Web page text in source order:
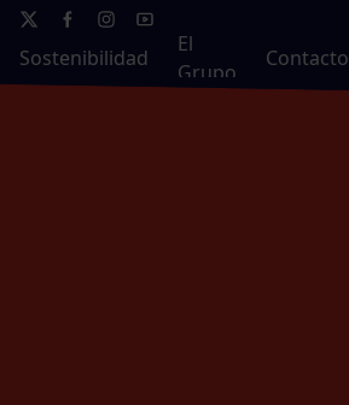
Sostenibilidad
El
Grupo
Contacto